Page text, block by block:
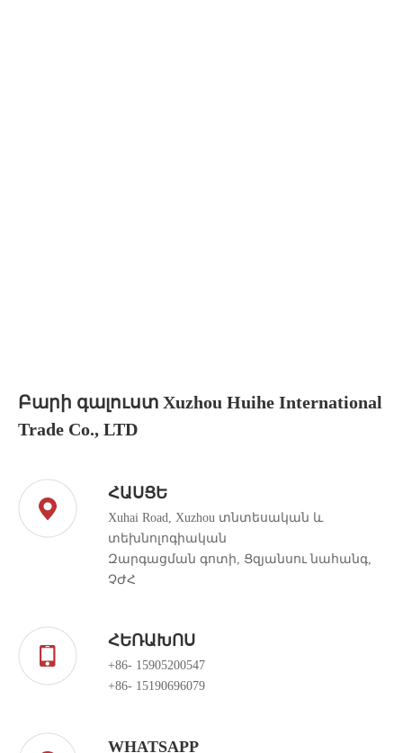
Բարի գալուստ Xuzhou Huihe International
Trade Co., LTD
ՀԱՍՑԵ
Xuhai Road, Xuzhou տնտեսական և
տեխնոլոգիական
Զարգացման գոտի, Ցզյանսու նահանգ,
ՉԺՀ
ՀԵՌԱԽՈՍ
+86- 15905200547
+86- 15190696079
WHATSAPP